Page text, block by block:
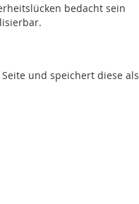
bedacht sein
und speichert diese als